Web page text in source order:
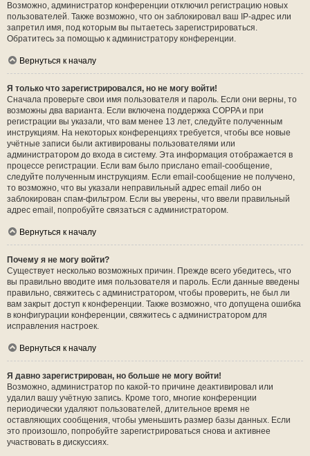
Возможно, администратор конференции отключил регистрацию новых
пользователей. Также возможно, что он заблокировал ваш IP-адрес или
запретил имя, под которым вы пытаетесь зарегистрироваться.
Обратитесь за помощью к администратору конференции.
Вернуться к началу
Я только что зарегистрировался, но не могу войти!
Сначала проверьте свои имя пользователя и пароль. Если они верны, то
возможны два варианта. Если включена поддержка COPPA и при
регистрации вы указали, что вам менее 13 лет, следуйте полученным
инструкциям. На некоторых конференциях требуется, чтобы все новые
учётные записи были активированы пользователями или
администратором до входа в систему. Эта информация отображается в
процессе регистрации. Если вам было прислано email-сообщение,
следуйте полученным инструкциям. Если email-сообщение не получено,
то возможно, что вы указали неправильный адрес email либо он
заблокирован спам-фильтром. Если вы уверены, что ввели правильный
адрес email, попробуйте связаться с администратором.
Вернуться к началу
Почему я не могу войти?
Существует несколько возможных причин. Прежде всего убедитесь, что
вы правильно вводите имя пользователя и пароль. Если данные введены
правильно, свяжитесь с администратором, чтобы проверить, не был ли
вам закрыт доступ к конференции. Также возможно, что допущена ошибка
в конфигурации конференции, свяжитесь с администратором для
исправления настроек.
Вернуться к началу
Я давно зарегистрирован, но больше не могу войти!
Возможно, администратор по какой-то причине деактивировал или
удалил вашу учётную запись. Кроме того, многие конференции
периодически удаляют пользователей, длительное время не
оставляющих сообщения, чтобы уменьшить размер базы данных. Если
это произошло, попробуйте зарегистрироваться снова и активнее
участвовать в дискуссиях.